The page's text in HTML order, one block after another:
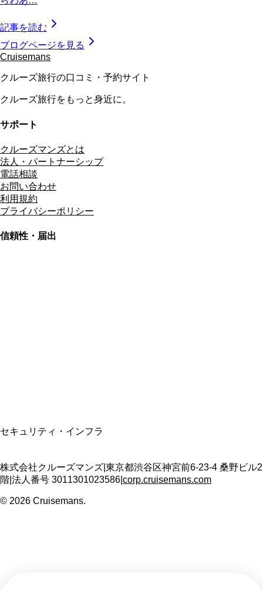
記事を読む
ブログページを見る
Cruisemans
クルーズ旅行の口コミ・予約サイト
クルーズ旅行をもっと身近に。
サポート
クルーズマンズとは
法人・パートナーシップ
電話相談
お問い合わせ
利用規約
プライバシーポリシー
信頼性・届出
セキュリティ・インフラ
株式会社クルーズマンズ 東京都渋谷区神宮前6-23-4 桑野ビル2
階 法人番号 3011301023586 corp.cruisemans.com
© 2026 Cruisemans.